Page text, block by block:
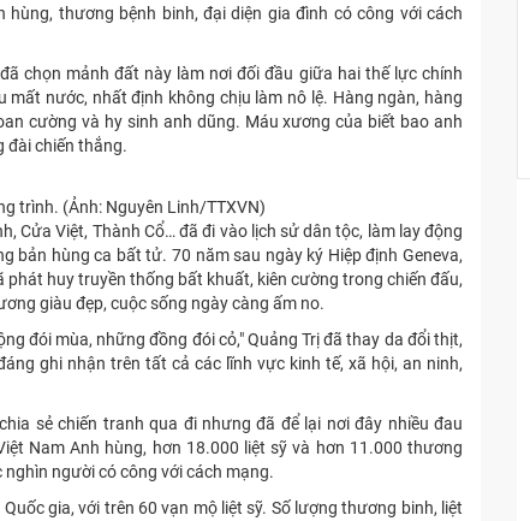
thương bệnh binh, đại diện gia đình có công với cách
chọn mảnh đất này làm nơi đối đầu giữa hai thế lực chính
nước, nhất định không chịu làm nô lệ. Hàng ngàn, hàng
cường và hy sinh anh dũng. Máu xương của biết bao anh
đài chiến thắng.
trình. (Ảnh: Nguyên Linh/TTXVN)
Cửa Việt, Thành Cổ… đã đi vào lịch sử dân tộc, làm lay động
bản hùng ca bất tử. 70 năm sau ngày ký Hiệp định Geneva,
huy truyền thống bất khuất, kiên cường trong chiến đấu,
giàu đẹp, cuộc sống ngày càng ấm no.
đói mùa, những đồng đói cỏ," Quảng Trị đã thay da đổi thịt,
ghi nhận trên tất cả các lĩnh vực kinh tế, xã hội, an ninh,
sẻ chiến tranh qua đi nhưng đã để lại nơi đây nhiều đau
Nam Anh hùng, hơn 18.000 liệt sỹ và hơn 11.000 thương
người có công với cách mạng.
gia, với trên 60 vạn mộ liệt sỹ. Số lượng thương binh, liệt